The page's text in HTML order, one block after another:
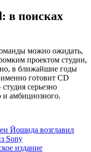
в поисках
можно ожидать,
проектом студии,
в ближайшие годы
готовит CD
серьезно
и амбициозного.
Йошида возглавил
Sony
издание